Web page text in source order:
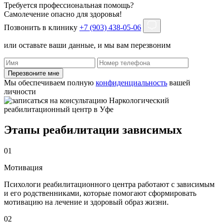
Требуется профессиональная помощь?
Самолечение опасно для здоровья!
Позвонить в клинику +7 (903) 438-05-06
или оставьте ваши данные, и мы вам перезвоним
Перезвоните мне
Мы обеспечиваем полную конфиденциальность вашей
личности
Этапы реабилитации зависимых
01
Мотивация
Психологи реабилитационного центра работают с зависимым
и его родственниками, которые помогают сформировать
мотивацию на лечение и здоровый образ жизни.
02